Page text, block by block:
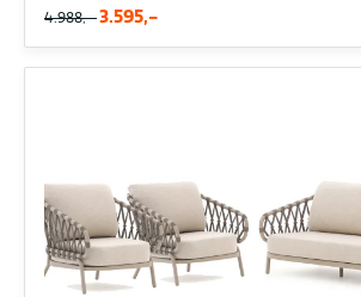
4.988,- 3.595,-